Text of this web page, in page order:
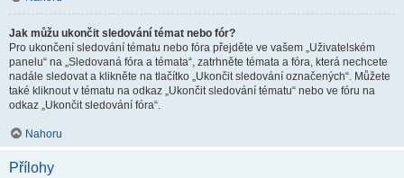
Jak můžu ukončit sledování témat nebo fór?
Pro ukončení sledování tématu nebo fóra přejděte ve vašem „Uživatelském
panelu“ na „Sledovaná fóra a témata“, zatrhněte témata a fóra, která nechcete
nadále sledovat a klikněte na tlačítko „Ukončit sledování označených“. Můžete
také kliknout v tématu na odkaz „Ukončit sledování tématu“ nebo ve fóru na
odkaz „Ukončit sledování fóra“.
Nahoru
Přílohy